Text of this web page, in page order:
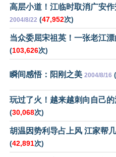
高层小道！江临时取消广安
2004/8/22 (47,952次)
当众委屈宋祖英！一张老江
(103,626次)
瞬间感悟：阳刚之美 2004/8/16 (
玩过了火！越来越刺向自己
(30,068次)
胡温因势利导占上风 江家帮
(42,891次)